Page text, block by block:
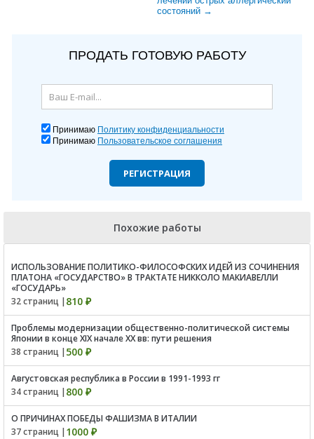
состояний →
ПРОДАТЬ ГОТОВУЮ РАБОТУ
Принимаю Политику конфиденциальности
Принимаю Пользовательское соглашения
РЕГИСТРАЦИЯ
Похожие работы
ИСПОЛЬЗОВАНИЕ ПОЛИТИКО-ФИЛОСОФСКИХ ИДЕЙ ИЗ СОЧИНЕНИЯ
ПЛАТОНА «ГОСУДАРСТВО» В ТРАКТАТЕ НИККОЛО МАКИАВЕЛЛИ
«ГОСУДАРЬ»
32 страниц | 810 ₽
Проблемы модернизации общественно-политической системы
Японии в конце XIX начале XX вв: пути решения
38 страниц | 500 ₽
Августовская республика в России в 1991-1993 гг
34 страниц | 800 ₽
О ПРИЧИНАХ ПОБЕДЫ ФАШИЗМА В ИТАЛИИ
37 страниц | 1000 ₽